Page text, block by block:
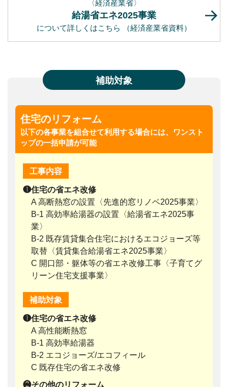
〈経済産業省〉
給湯省エネ2025事業
について詳しくはこちら （経済産業省資料）
補助対象
住宅のリフォーム
以下の各事業を組合せて利用する場合には、ワンスト
ップの一括申請が可能
工事内容
❶住宅の省エネ改修
A 高断熱窓の設置〈先進的窓リノベ2025事業〉
B-1 高効率給湯器の設置〈給湯省エネ2025事
業〉
B-2 既存賃貸集合住宅におけるエコジョーズ等
取替〈賃貸集合給湯省エネ2025事業〉
C 開口部・躯体等の省エネ改修工事〈子育てグ
リーン住宅支援事業〉
補助対象
❶住宅の省エネ改修
A 高性能断熱窓
B-1 高効率給湯器
B-2 エコジョーズ/エコフィール
C 既存住宅の省エネ改修
❷その他のリフォーム